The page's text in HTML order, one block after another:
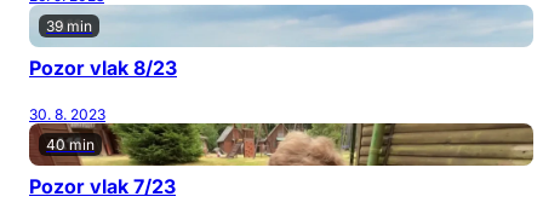
39 min
Pozor vlak 8/23
30. 8. 2023
40 min
Pozor vlak 7/23